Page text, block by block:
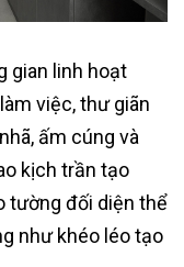
gian linh hoạt
việc, thư giãn
ấm cúng và
kịch trần tạo
tường đối diện thể
như khéo léo tạo